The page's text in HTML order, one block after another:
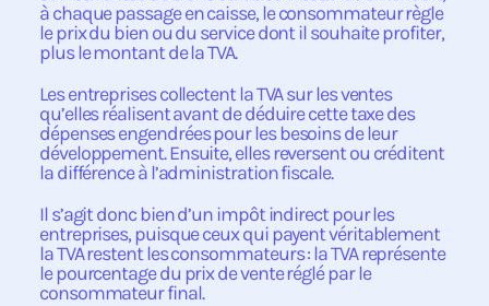
à chaque passage en caisse, le consommateur règle
le prix du bien ou du service dont il souhaite profiter,
plus le montant de la TVA.
Les entreprises collectent la TVA sur les ventes
qu’elles réalisent avant de déduire cette taxe des
dépenses engendrées pour les besoins de leur
développement. Ensuite, elles reversent ou créditent
la différence à l’administration fiscale.
Il s’agit donc bien d’un impôt indirect pour les
entreprises, puisque ceux qui payent véritablement
la TVA restent les consommateurs : la TVA représente
le pourcentage du prix de vente réglé par le
consommateur final.